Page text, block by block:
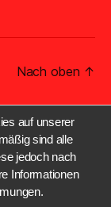
Nach oben ↑
auf unserer
sind alle
jedoch nach
Informationen